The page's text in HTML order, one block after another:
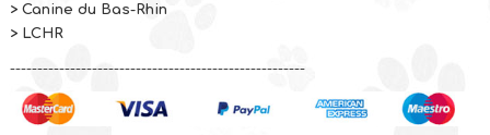
> Canine du Bas-Rhin
> LCHR
------------------------------------------------------